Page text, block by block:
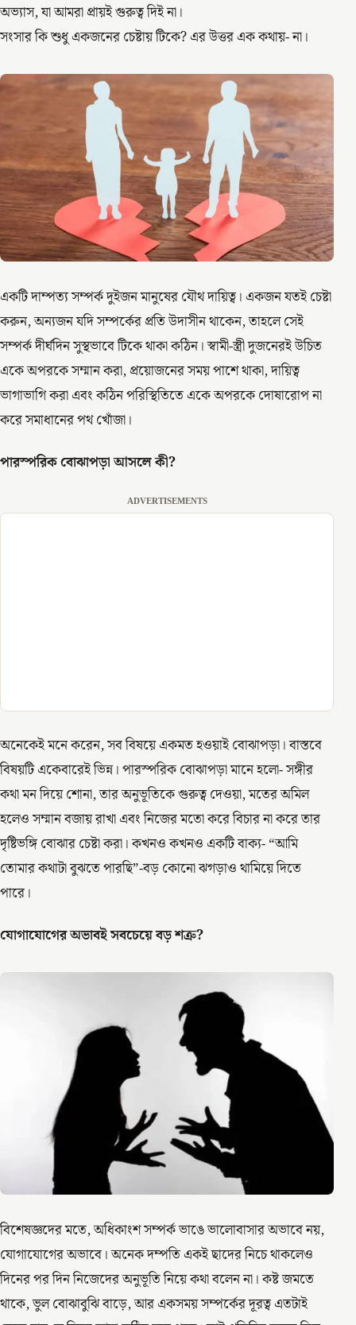
অভ্যাস, যা আমরা প্রায়ই গুরুত্ব দিই না।
সংসার কি শুধু একজনের চেষ্টায় টিকে? এর উত্তর এক কথায়- না।
একটি দাম্পত্য সম্পর্ক দুইজন মানুষের যৌথ দায়িত্ব। একজন যতই চেষ্টা
করুন, অন্যজন যদি সম্পর্কের প্রতি উদাসীন থাকেন, তাহলে সেই
সম্পর্ক দীর্ঘদিন সুস্থভাবে টিকে থাকা কঠিন। স্বামী-স্ত্রী দুজনেরই উচিত
একে অপরকে সম্মান করা, প্রয়োজনের সময় পাশে থাকা, দায়িত্ব
ভাগাভাগি করা এবং কঠিন পরিস্থিতিতে একে অপরকে দোষারোপ না
করে সমাধানের পথ খোঁজা।
পারস্পরিক বোঝাপড়া আসলে কী?
ADVERTISEMENTS
অনেকেই মনে করেন, সব বিষয়ে একমত হওয়াই বোঝাপড়া। বাস্তবে
বিষয়টি একেবারেই ভিন্ন। পারস্পরিক বোঝাপড়া মানে হলো- সঙ্গীর
কথা মন দিয়ে শোনা, তার অনুভূতিকে গুরুত্ব দেওয়া, মতের অমিল
হলেও সম্মান বজায় রাখা এবং নিজের মতো করে বিচার না করে তার
দৃষ্টিভঙ্গি বোঝার চেষ্টা করা। কখনও কখনও একটি বাক্য- “আমি
তোমার কথাটা বুঝতে পারছি”-বড় কোনো ঝগড়াও থামিয়ে দিতে
পারে।
যোগাযোগের অভাবই সবচেয়ে বড় শত্রু?
বিশেষজ্ঞদের মতে, অধিকাংশ সম্পর্ক ভাঙে ভালোবাসার অভাবে নয়,
যোগাযোগের অভাবে। অনেক দম্পতি একই ছাদের নিচে থাকলেও
দিনের পর দিন নিজেদের অনুভূতি নিয়ে কথা বলেন না। কষ্ট জমতে
থাকে, ভুল বোঝাবুঝি বাড়ে, আর একসময় সম্পর্কের দূরত্ব এতটাই